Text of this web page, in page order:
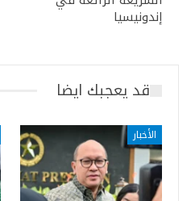
إندونيسيا
قد يعجبك ايضا
الأخبار